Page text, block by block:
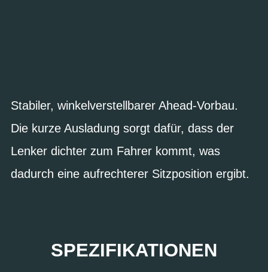
Stabiler, winkelverstellbarer Ahead-Vorbau.
Die kurze Ausladung sorgt dafür, dass der
Lenker dichter zum Fahrer kommt, was
dadurch eine aufrechterer Sitzposition ergibt.
SPEZIFIKATIONEN